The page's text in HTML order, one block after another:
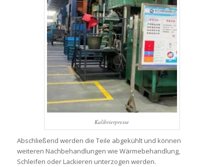
Kalibrierpresse
Abschließend werden die Teile abgekühlt und können
weiteren Nachbehandlungen wie Wärmebehandlung,
Schleifen oder Lackieren unterzogen werden.